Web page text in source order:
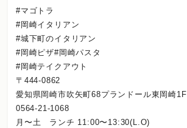
#マゴトラ
#岡崎イタリアン
#城下町のイタリアン
#岡崎ピザ#岡崎パスタ
#岡崎テイクアウト
〒444-0862
愛知県岡崎市吹矢町68プランドール東岡崎1F
0564-21-1068
月〜土 ランチ 11:00〜13:30(L.O)